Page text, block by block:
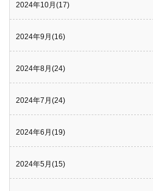
2024年10月(17)
2024年9月(16)
2024年8月(24)
2024年7月(24)
2024年6月(19)
2024年5月(15)